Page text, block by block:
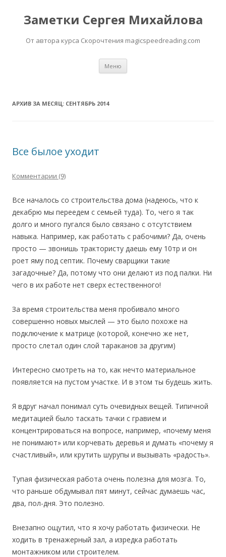
Заметки Сергея Михайлова
От автора курса Скорочтения magicspeedreading.com
Меню
АРХИВ ЗА МЕСЯЦ: СЕНТЯБРЬ 2014
Все былое уходит
Комментарии (9)
Все началось со строительства дома (надеюсь, что к
декабрю мы переедем с семьей туда). То, чего я так
долго и много пугался было связано с отсутствием
навыка. Например, как работать с рабочими? Да, очень
просто — звонишь трактористу даешь ему 10тр и он
роет яму под септик. Почему сварщики такие
загадочные? Да, потому что они делают из под палки. Ни
чего в их работе нет сверх естественного!
За время строительства меня пробивало много
совершенно новых мыслей — это было похоже на
подключение к матрице (которой, конечно же нет,
просто слетал один слой тараканов за другим)
Интересно смотреть на то, как нечто материальное
появляется на пустом участке. И в этом ты будешь жить.
Я вдруг начал понимал суть очевидных вещей. Типичной
медитацией было таскать тачки с гравием и
концентрироваться на вопросе, например, «почему меня
не понимают» или корчевать деревья и думать «почему я
счастливый», или крутить шурупы и вызывать «радость».
Тупая физическая работа очень полезна для мозга. То,
что раньше обдумывал пят минут, сейчас думаешь час,
два, пол-дня. Это полезно.
Внезапно ощутил, что я хочу работать физически. Не
ходить в тренажерный зал, а изредка работать
монтажником или строителем.